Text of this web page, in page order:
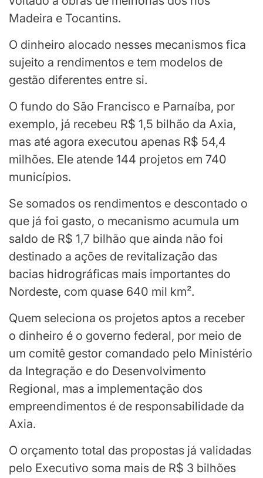
Madeira e Tocantins.
O dinheiro alocado nesses mecanismos fica
sujeito a rendimentos e tem modelos de
gestão diferentes entre si.
O fundo do São Francisco e Parnaíba, por
exemplo, já recebeu R$ 1,5 bilhão da Axia,
mas até agora executou apenas R$ 54,4
milhões. Ele atende 144 projetos em 740
municípios.
Se somados os rendimentos e descontado o
que já foi gasto, o mecanismo acumula um
saldo de R$ 1,7 bilhão que ainda não foi
destinado a ações de revitalização das
bacias hidrográficas mais importantes do
Nordeste, com quase 640 mil km².
Quem seleciona os projetos aptos a receber
o dinheiro é o governo federal, por meio de
um comitê gestor comandado pelo Ministério
da Integração e do Desenvolvimento
Regional, mas a implementação dos
empreendimentos é de responsabilidade da
Axia.
O orçamento total das propostas já validadas
pelo Executivo soma mais de R$ 3 bilhões